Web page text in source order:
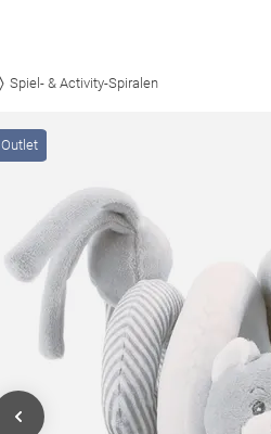
Spiel- & Activity-Spiralen
Outlet